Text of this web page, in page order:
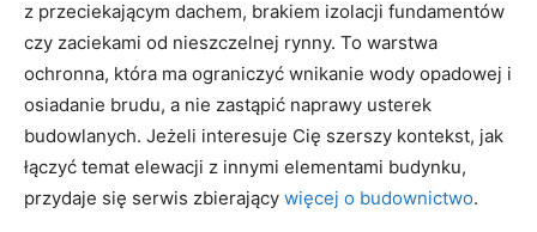
z przeciekającym dachem, brakiem izolacji fundamentów
czy zaciekami od nieszczelnej rynny. To warstwa
ochronna, która ma ograniczyć wnikanie wody opadowej i
osiadanie brudu, a nie zastąpić naprawy usterek
budowlanych. Jeżeli interesuje Cię szerszy kontekst, jak
łączyć temat elewacji z innymi elementami budynku,
przydaje się serwis zbierający więcej o budownictwo.